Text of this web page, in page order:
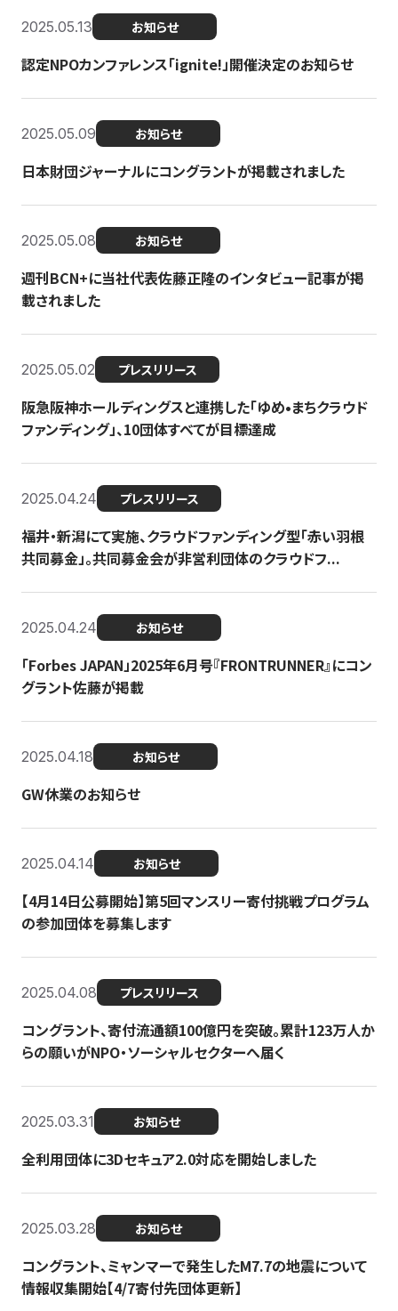
2025.05.13 お知らせ
認定NPOカンファレンス「ignite!」開催決定のお知らせ
2025.05.09 お知らせ
日本財団ジャーナルにコングラントが掲載されました
2025.05.08 お知らせ
週刊BCN+に当社代表佐藤正隆のインタビュー記事が掲
載されました
2025.05.02 プレスリリース
阪急阪神ホールディングスと連携した「ゆめ•まちクラウド
ファンディング」、10団体すべてが目標達成
2025.04.24 プレスリリース
福井・新潟にて実施、クラウドファンディング型「赤い羽根
共同募金」。共同募金会が非営利団体のクラウドフ...
2025.04.24 お知らせ
「Forbes JAPAN」2025年6月号『FRONTRUNNER』にコン
グラント佐藤が掲載
2025.04.18 お知らせ
GW休業のお知らせ
2025.04.14 お知らせ
【4月14日公募開始】第5回マンスリー寄付挑戦プログラム
の参加団体を募集します
2025.04.08 プレスリリース
コングラント、寄付流通額100億円を突破。累計123万人か
らの願いがNPO・ソーシャルセクターへ届く
2025.03.31 お知らせ
全利用団体に3Dセキュア2.0対応を開始しました
2025.03.28 お知らせ
コングラント、ミャンマーで発生したM7.7の地震について
情報収集開始【4/7寄付先団体更新】